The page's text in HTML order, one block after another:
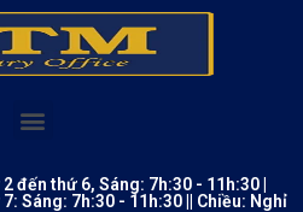
đến thứ 6, Sáng: 7h:30 - 11h:30 |
Sáng: 7h:30 - 11h:30 || Chiều: Nghỉ